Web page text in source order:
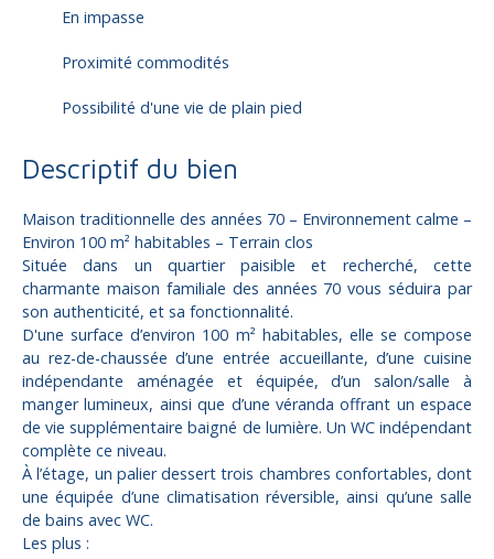
En impasse
Proximité commodités
Possibilité d'une vie de plain pied
Descriptif du bien
Maison traditionnelle des années 70 – Environnement calme –
Environ 100 m² habitables – Terrain clos
Située dans un quartier paisible et recherché, cette
charmante maison familiale des années 70 vous séduira par
son authenticité, et sa fonctionnalité.
D'une surface d’environ 100 m² habitables, elle se compose
au rez-de-chaussée d’une entrée accueillante, d’une cuisine
indépendante aménagée et équipée, d’un salon/salle à
manger lumineux, ainsi que d’une véranda offrant un espace
de vie supplémentaire baigné de lumière. Un WC indépendant
complète ce niveau.
À l’étage, un palier dessert trois chambres confortables, dont
une équipée d’une climatisation réversible, ainsi qu’une salle
de bains avec WC.
Les plus :